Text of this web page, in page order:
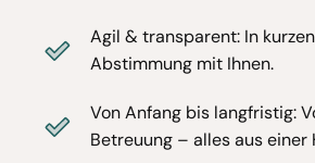
Agil & transparent: In
Abstimmung mit Ihnen.
Von Anfang bis langfristig:
Betreuung – alles aus einer